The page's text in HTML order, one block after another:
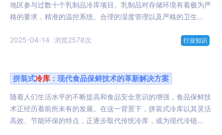
地区参与过数十个乳制品冷库项目。乳制品对存储环境有着极为严
格的要求，精准的温控系统、合理的湿度管理以及严格的卫生...
2025-04-14 浏览2578次 行业知识
拼装式冷库 ：现代食品保鲜技术的革新解决方案
随着人们生活水平的不断提高和食品安全意识的增强，食品保鲜技
术正经历着前所未有的发展。在这一背景下，拼装式冷库以其灵活
高效、节能环保的特点，正逐步取代传统冷库，成为现代冷链...